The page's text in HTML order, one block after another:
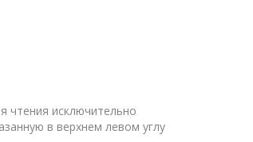
чтения исключительно
в верхнем левом углу